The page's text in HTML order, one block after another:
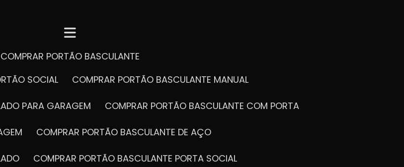
COMPRAR PORTÃO BASCULANTE
SOCIAL
COMPRAR PORTÃO BASCULANTE MANUAL
PARA GARAGEM COMPRAR PORTÃO BASCULANTE COM PORTA
COMPRAR PORTÃO BASCULANTE DE AÇO
COMPRAR PORTÃO BASCULANTE PORTA SOCIAL